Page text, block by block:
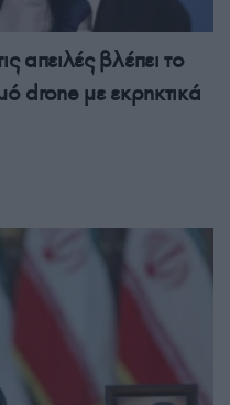
απειλές βλέπει το
drone με εκρηκτικά